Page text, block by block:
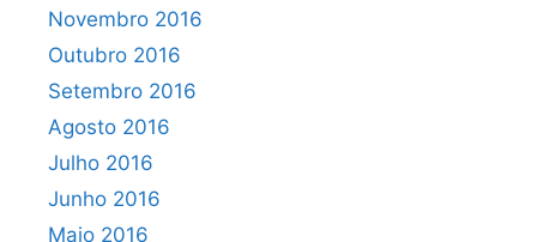
Novembro 2016
Outubro 2016
Setembro 2016
Agosto 2016
Julho 2016
Junho 2016
Maio 2016